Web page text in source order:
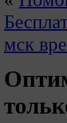
мск